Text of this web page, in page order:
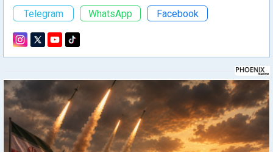
Telegram
WhatsApp Facebook